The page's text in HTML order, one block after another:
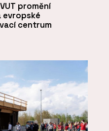
promění
evropské
centrum